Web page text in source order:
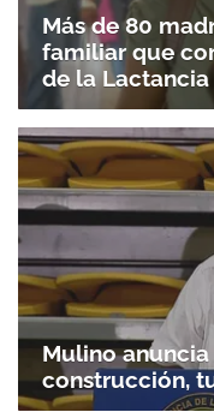
Más de 80
familiar que
de la Lactancia
Mulino
construcción,